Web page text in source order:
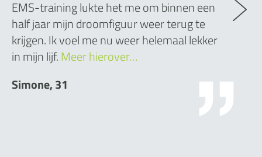
EMS-training lukte het me om binnen een
half jaar mijn droomfiguur weer terug te
krijgen. Ik voel me nu weer helemaal lekker
in mijn lijf.Meer hierover…
Simone, 31